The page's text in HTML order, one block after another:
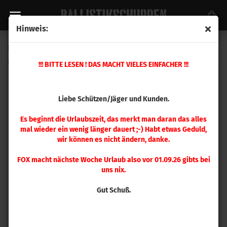
Hinweis:
!!! BITTE LESEN ! DAS MACHT VIELES EINFACHER !!!
Liebe Schützen/Jäger und Kunden.
Es beginnt die Urlaubszeit, das merkt man daran das alles
mal wieder ein wenig länger dauert ;-) Habt etwas Geduld,
wir können es nicht ändern, danke.
FOX macht nächste Woche Urlaub also vor 01.09.26 gibts bei
uns nix.
Gut Schuß.
8790)